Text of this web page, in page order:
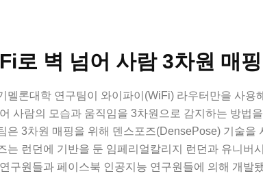
로 벽 넘어 사람 3차원 매
멜론대학 연구팀이 와이파이(WiFi) 라우터만을 사용
사람의 모습과 움직임을 3차원으로 감지하는 방법
은 3차원 매핑을 위해 덴스포즈(DensePose) 기술을
는 런던에 기반을 둔 임페리얼칼리지 런던과 유니버
구원들과 페이스북 인공지능 연구원들에 의해 개발